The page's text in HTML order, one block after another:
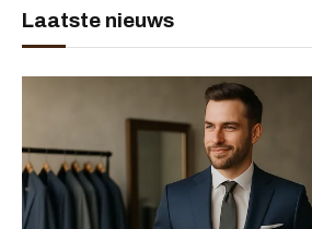
Laatste nieuws